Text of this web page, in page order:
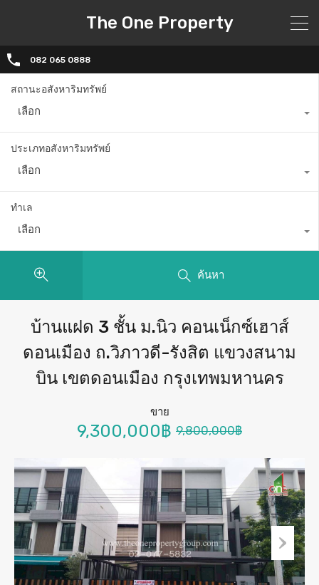
The One Property
082 065 0888
สถานะอสังหาริมทรัพย์
เลือก
ประเภทอสังหาริมทรัพย์
เลือก
ทำเล
เลือก
ค้นหา
บ้านแฝด 3 ชั้น ม.นิว คอนเน็กซ์เฮาส์
ดอนเมือง ถ.วิภาวดี-รังสิต แขวงสนาม
บิน เขตดอนเมือง กรุงเทพมหานคร
ขาย
9,300,000฿ 9,800,000฿